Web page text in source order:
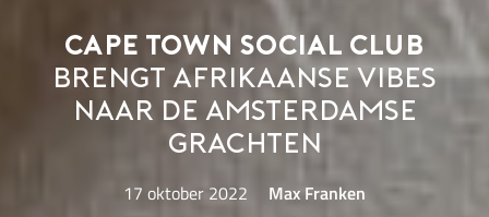
Cape Town Social Club
brengt Afrikaanse vibes
naar de Amsterdamse
grachten
17 oktober 2022 Max Franken